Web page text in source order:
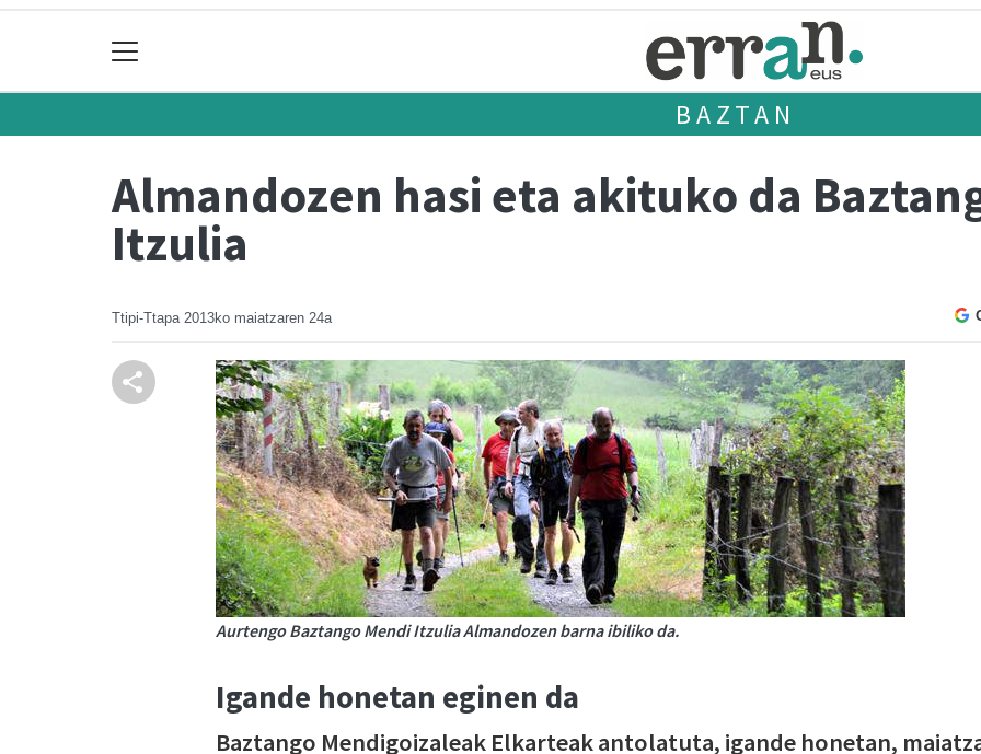
BAZTAN
Almandozen hasi eta akituko da
Itzulia
Ttipi-Ttapa 2013ko maiatzaren 24a
Aurtengo Baztango Mendi Itzulia Almandozen barna ibiliko da.
Igande honetan eginen da
Baztango Mendigoizaleak Elkarteak antolatuta, igande honetan,